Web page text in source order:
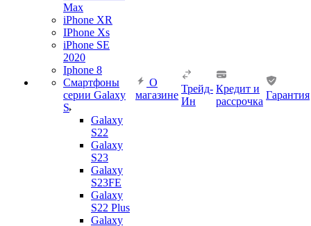
Max
iPhone XR
IPhone Xs
iPhone SE
2020
Iphone 8
Смартфоны
серии Galaxy
S
Galaxy
S22
Galaxy
S23
Galaxy
S23FE
Galaxy
S22 Plus
Galaxy
О
магазине
Трейд-
Ин
Кредит и
рассрочка
Гарантия